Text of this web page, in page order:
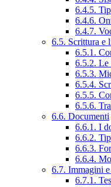
6.4.5.
6.4.6.
6.4.7.
6.5. Scrittura e
6.5.1.
6.5.2. Le
6.5.3.
6.5.4.
6.5.5.
6.5.6.
6.6. Documenti
6.6.1. I
6.6.2.
6.6.3.
6.6.4.
6.7. Immagini
6.7.1.